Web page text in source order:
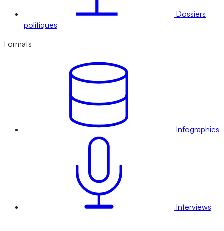
Dossiers
politiques
Formats
Infographies
Interviews